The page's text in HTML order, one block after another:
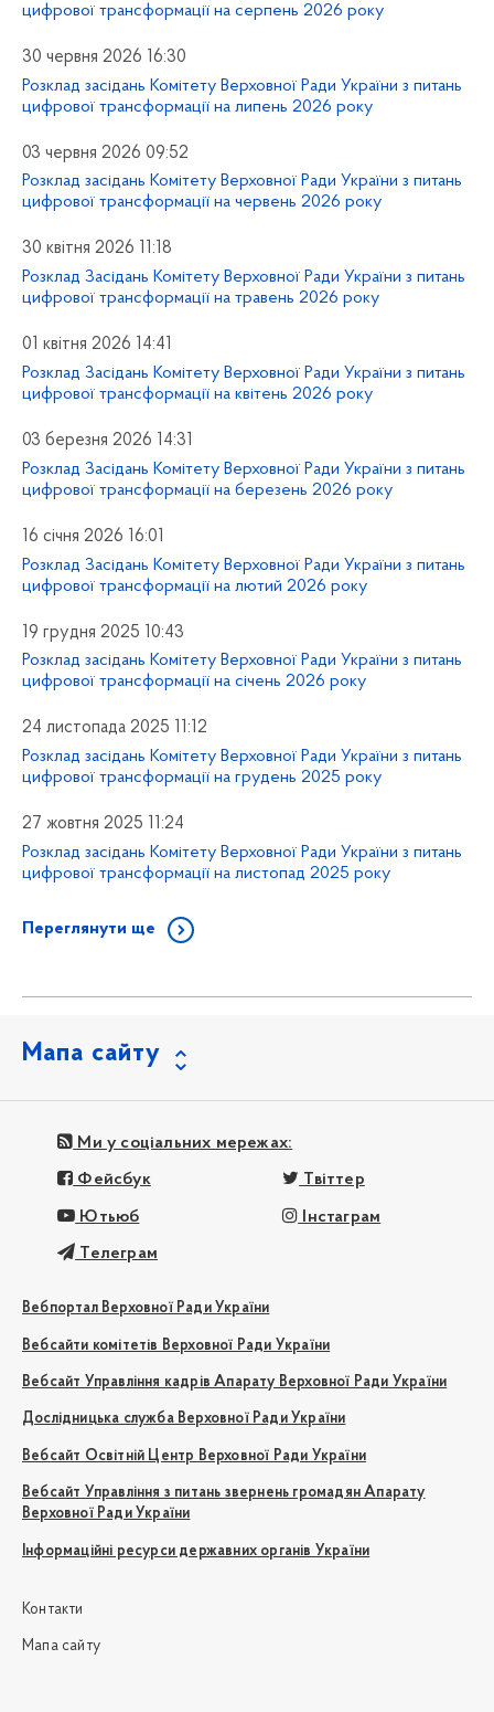
цифрової трансформації на серпень 2026 року
30 червня 2026 16:30
Розклад засідань Комітету Верховної Ради України з питань
цифрової трансформації на липень 2026 року
03 червня 2026 09:52
Розклад засідань Комітету Верховної Ради України з питань
цифрової трансформації на червень 2026 року
30 квітня 2026 11:18
Розклад Засідань Комітету Верховної Ради України з питань
цифрової трансформації на травень 2026 року
01 квітня 2026 14:41
Розклад Засідань Комітету Верховної Ради України з питань
цифрової трансформації на квітень 2026 року
03 березня 2026 14:31
Розклад Засідань Комітету Верховної Ради України з питань
цифрової трансформації на березень 2026 року
16 січня 2026 16:01
Розклад Засідань Комітету Верховної Ради України з питань
цифрової трансформації на лютий 2026 року
19 грудня 2025 10:43
Розклад засідань Комітету Верховної Ради України з питань
цифрової трансформації на січень 2026 року
24 листопада 2025 11:12
Розклад засідань Комітету Верховної Ради України з питань
цифрової трансформації на грудень 2025 року
27 жовтня 2025 11:24
Розклад засідань Комітету Верховної Ради України з питань
цифрової трансформації на листопад 2025 року
Переглянути ще
Мапа сайту
Ми у соціальних мережах:
Фейсбук Твіттер
Ютьюб Інстаграм
Телеграм
Вебпортал Верховної Ради України
Вебсайти комітетів Верховної Ради України
Вебсайт Управління кадрів Апарату Верховної Ради України
Дослідницька служба Верховної Ради України
Вебсайт Освітній Центр Верховної Ради України
Вебсайт Управління з питань звернень громадян Апарату
Верховної Ради України
Інформаційні ресурси державних органів України
Контакти
Мапа сайту